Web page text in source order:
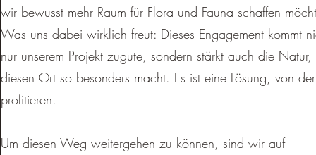
wir bewusst mehr Raum für Flora und Fauna schaffen
Was uns dabei wirklich freut: Dieses Engagement kommt
nur unserem Projekt zugute, sondern stärkt auch die
diesen Ort so besonders macht. Es ist eine Lösung, von
profitieren.
Um diesen Weg weitergehen zu können, sind wir auf